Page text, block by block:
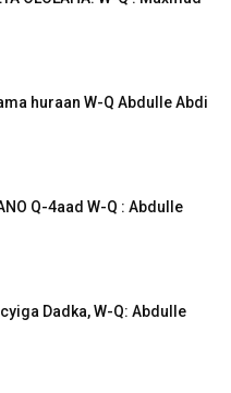
huraan W-Q Abdulle Abdi
Q-4aad W-Q : Abdulle
Dadka, W-Q: Abdulle